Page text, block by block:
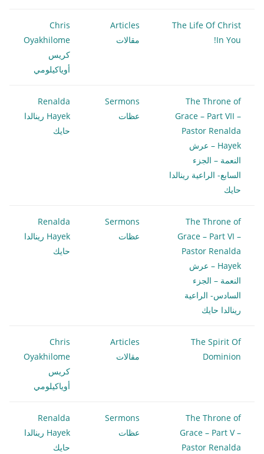
The Life Of Christ
In You!
Articles
مقالات
Chris
Oyakhilome
كريس
أوياكيلومي
The Throne of
Grace – Part VII –
Pastor Renalda
Hayek – عرش
النعمة – الجزء
السابع- الراعية رينالدا
حايك
Sermons
عظات
Renalda
Hayek رينالدا
حايك
The Throne of
Grace – Part VI –
Pastor Renalda
Hayek – عرش
النعمة – الجزء
السادس- الراعية
رينالدا حايك
Sermons
عظات
Renalda
Hayek رينالدا
حايك
The Spirit Of
Dominion
Articles
مقالات
Chris
Oyakhilome
كريس
أوياكيلومي
The Throne of
Grace – Part V –
Pastor Renalda
Sermons
عظات
Renalda
Hayek رينالدا
حايك